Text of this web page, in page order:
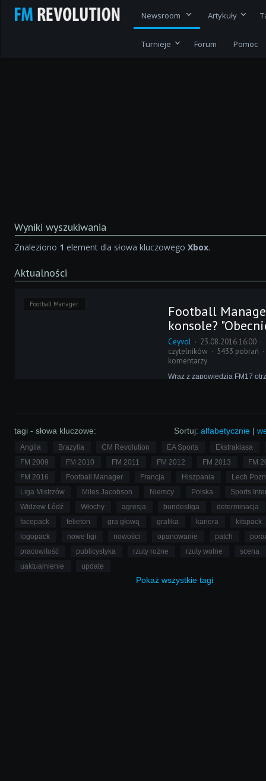
Newsroom Artykuły
Turnieje Forum Pomoc
Wyniki wyszukiwania
Znaleziono 1 element dla słowa kluczowegoXbox.
Aktualności
Football Manager
Football
konsole?
Ceyvol 23.08.2016 16:00
czytelników
5433 pobrań
komentarzy
Wraz z zapowiedzią FM17
Sortuj: alfabetycznie |
tagi - słowa kluczowe:
Anglia Brazylia CM Revolution EA Sports
Ekstraklasa
FM 2009
FM 2010 FM 2011 FM 2012 FM 2013
FM
FM 2016
Football Manager Francja Hiszpania
Lech
Liga Mistrzów
Miles Jacobson Niemcy Polska
Sports
Widzew Łódź
Włochy agresja bundesliga
determinacja
facepack
felieton gra głową grafika kariera
kitspack
logopack
nowe ligi nowości opanowanie patch
pracowitość
publicystyka rzuty rożne rzuty wolne
scena
uaktualnienie
update
Pokaż wszystkie tagi